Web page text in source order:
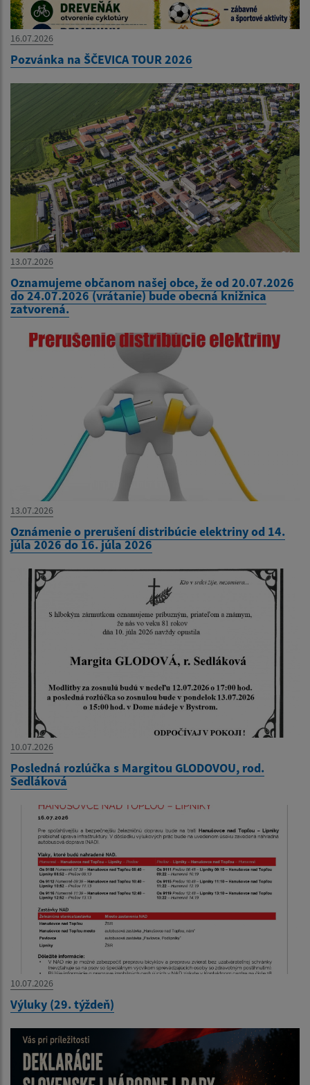
16.07.2026
Pozvánka na ŠČEVICA TOUR 2026
13.07.2026
Oznamujeme občanom našej obce, že od 20.07.2026
do 24.07.2026 (vrátanie) bude obecná knižnica
zatvorená.
13.07.2026
Oznámenie o prerušení distribúcie elektriny od 14.
júla 2026 do 16. júla 2026
10.07.2026
Posledná rozlúčka s Margitou GLODOVOU, rod.
Sedláková
10.07.2026
Výluky (29. týždeň)